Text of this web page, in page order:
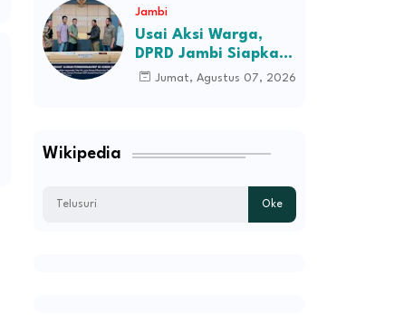
Jambi
Usai Aksi Warga,
DPRD Jambi Siapkan
RDP Jalan Simpang
Jumat, Agustus 07, 2026
Wikipedia